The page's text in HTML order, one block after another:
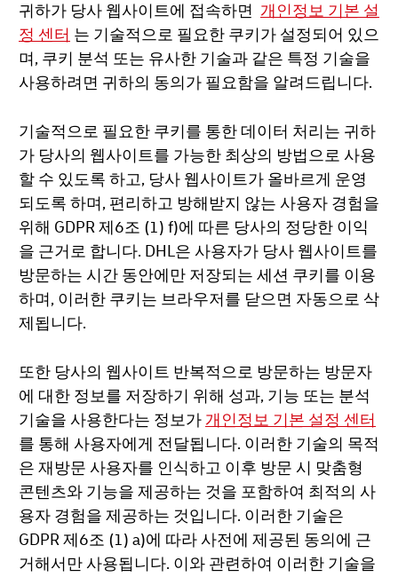
귀하가 당사 웹사이트에 접속하면 개인정보 기본 설
정 센터 는 기술적으로 필요한 쿠키가 설정되어 있으
며, 쿠키 분석 또는 유사한 기술과 같은 특정 기술을
사용하려면 귀하의 동의가 필요함을 알려드립니다.
기술적으로 필요한 쿠키를 통한 데이터 처리는 귀하
가 당사의 웹사이트를 가능한 최상의 방법으로 사용
할 수 있도록 하고, 당사 웹사이트가 올바르게 운영
되도록 하며, 편리하고 방해받지 않는 사용자 경험을
위해 GDPR 제6조 (1) f)에 따른 당사의 정당한 이익
을 근거로 합니다. DHL은 사용자가 당사 웹사이트를
방문하는 시간 동안에만 저장되는 세션 쿠키를 이용
하며, 이러한 쿠키는 브라우저를 닫으면 자동으로 삭
제됩니다.
또한 당사의 웹사이트 반복적으로 방문하는 방문자
에 대한 정보를 저장하기 위해 성과, 기능 또는 분석
기술을 사용한다는 정보가개인정보 기본 설정 센터
를 통해 사용자에게 전달됩니다. 이러한 기술의 목적
은 재방문 사용자를 인식하고 이후 방문 시 맞춤형
콘텐츠와 기능을 제공하는 것을 포함하여 최적의 사
용자 경험을 제공하는 것입니다. 이러한 기술은
GDPR 제6조 (1) a)에 따라 사전에 제공된 동의에 근
거해서만 사용됩니다. 이와 관련하여 이러한 기술을